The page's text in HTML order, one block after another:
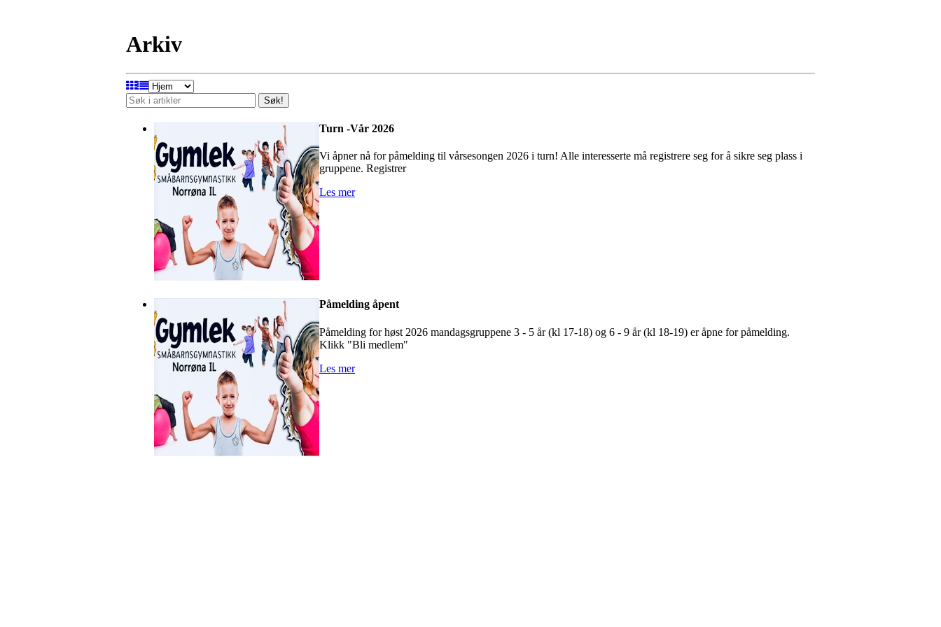
Arkiv
Søk!
Turn -Vår 2026
Vi åpner nå for påmelding til vårsesongen 2026 i turn! Alle interesserte må registrere seg for å sikre seg plass i
gruppene. Registrer
Les mer
Påmelding åpent
Påmelding for høst 2026 mandagsgruppene 3 - 5 år (kl 17-18) og 6 - 9 år (kl 18-19) er åpne for påmelding.
Klikk "Bli medlem"
Les mer